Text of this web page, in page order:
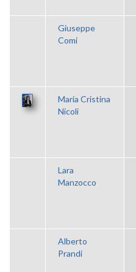
Giuseppe
Comi
Maria Cristina
Nicoli
Lara
Manzocco
Alberto
Prandi